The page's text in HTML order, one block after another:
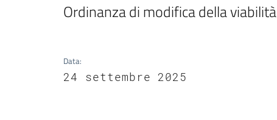
Ordinanza di modifica della viabilità
Data:
24 settembre 2025